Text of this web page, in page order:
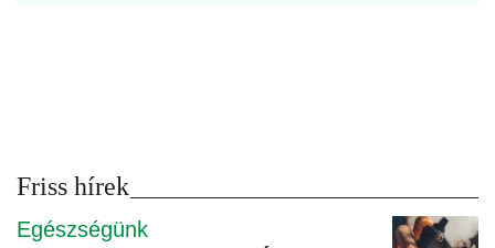
Friss hírek
Egészségünk